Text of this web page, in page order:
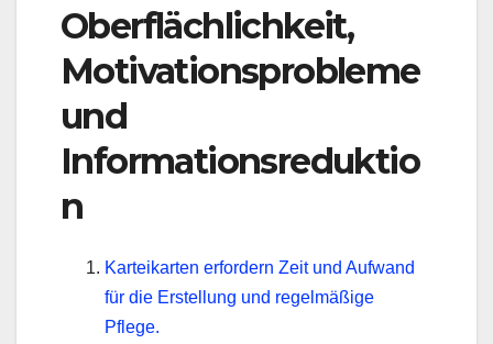
Oberflächlichkeit,
Motivationsprobleme
und
Informationsreduktio
n
Karteikarten erfordern Zeit und Aufwand
für die Erstellung und regelmäßige
Pflege.